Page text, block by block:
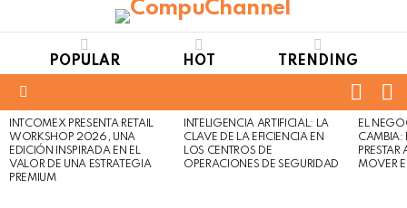
POPULAR HOT TRENDING
LATEST
STORIES
INTCOMEX PRESENTA RETAIL
WORKSHOP 2026, UNA
EDICIÓN INSPIRADA EN EL
VALOR DE UNA ESTRATEGIA
PREMIUM
INTELIGENCIA ARTIFICIAL: LA
CLAVE DE LA EFICIENCIA EN
LOS CENTROS DE
OPERACIONES DE SEGURIDAD
EL
CAMBIA:
MOVER